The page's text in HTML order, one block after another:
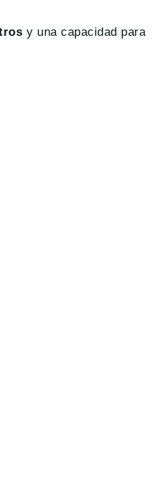
y una capacidad para